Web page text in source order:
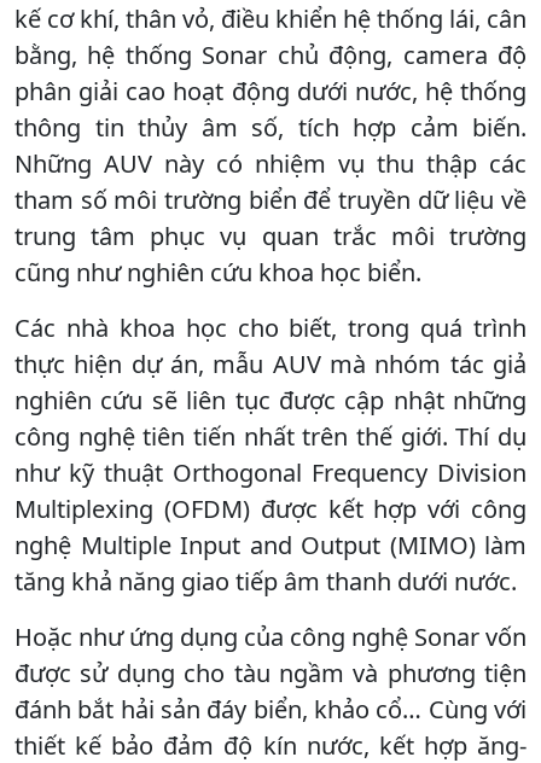
kế cơ khí, thân vỏ, điều khiển hệ thống lái, cân
bằng, hệ thống Sonar chủ động, camera độ
phân giải cao hoạt động dưới nước, hệ thống
thông tin thủy âm số, tích hợp cảm biến.
Những AUV này có nhiệm vụ thu thập các
tham số môi trường biển để truyền dữ liệu về
trung tâm phục vụ quan trắc môi trường
cũng như nghiên cứu khoa học biển.
Các nhà khoa học cho biết, trong quá trình
thực hiện dự án, mẫu AUV mà nhóm tác giả
nghiên cứu sẽ liên tục được cập nhật những
công nghệ tiên tiến nhất trên thế giới. Thí dụ
như kỹ thuật Orthogonal Frequency Division
Multiplexing (OFDM) được kết hợp với công
nghệ Multiple Input and Output (MIMO) làm
tăng khả năng giao tiếp âm thanh dưới nước.
Hoặc như ứng dụng của công nghệ Sonar vốn
được sử dụng cho tàu ngầm và phương tiện
đánh bắt hải sản đáy biển, khảo cổ… Cùng với
thiết kế bảo đảm độ kín nước, kết hợp ăng-